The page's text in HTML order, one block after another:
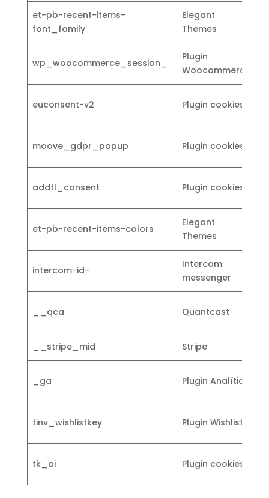
et-pb-recent-items-
font_family
Elegant
Themes
wp_woocommerce_session_
Plugin
Woocommerce
euconsent-v2 Plugin cookies
moove_gdpr_popup Plugin cookies
addtl_consent Plugin cookies
et-pb-recent-items-colors
Elegant
Themes
intercom-id-
Intercom
messenger
__qca Quantcast
__stripe_mid Stripe
_ga Plugin Analítica
tinv_wishlistkey Plugin Wishlist
tk_ai Plugin cookies